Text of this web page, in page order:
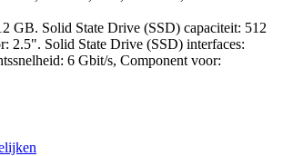
GB. Solid State Drive (SSD) capaciteit: 512
2.5". Solid State Drive (SSD) interfaces:
6 Gbit/s, Component voor: